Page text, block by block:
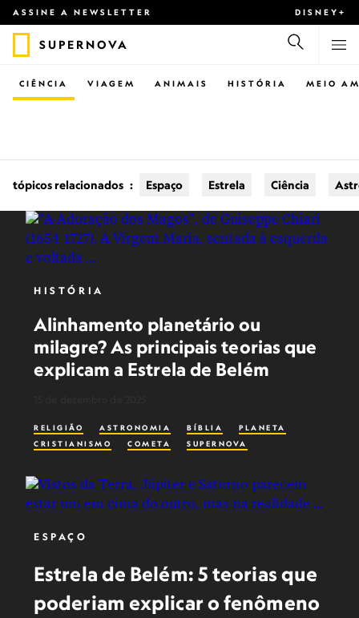
ASSINE A NEWSLETTER DISNEY+
SUPERNOVA
CIÊNCIA VIAGEM ANIMAIS HISTÓRIA MEIO
tópicos relacionados : Espaço Estrela Ciência
HISTÓRIA
Alinhamento planetário ou
milagre? As principais teorias que
explicam a Estrela de Belém
RELIGIÃO ASTRONOMIA BÍBLIA
PLANETA
CRISTIANISMO
COMETA SUPERNOVA
ESPAÇO
Estrela de Belém: 5 teorias que
poderiam explicar o fenômeno